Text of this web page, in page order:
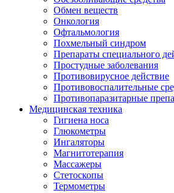
Обмен веществ
Онкология
Офтальмология
Похмельный синдром
Препараты специального
Простудные заболевания
Противовирусное действие
Противовоспалительные
Противопаразитарные
Медицинская техника
Гигиена носа
Глюкометры
Ингаляторы
Магнитотерапия
Массажеры
Стетоскопы
Термометры